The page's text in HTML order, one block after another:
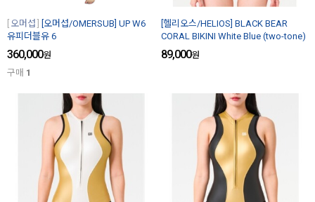
오머섭
[오머섭/OMERSUB] UP W6
유피더블유 6
360,000원
구매 1
[헬리오스/HELIOS] BLACK BEAR
CORAL BIKINI White Blue (two-tone)
89,000원